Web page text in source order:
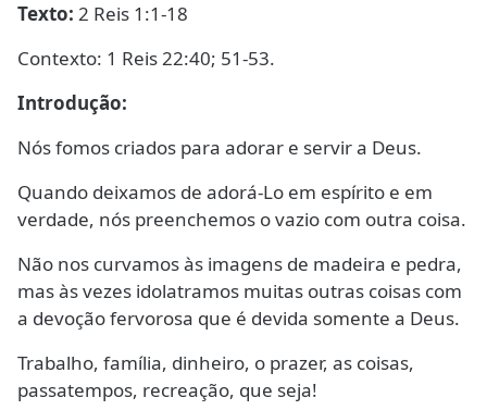
Texto: 2 Reis 1:1-18
Contexto: 1 Reis 22:40; 51-53.
Introdução:
Nós fomos criados para adorar e servir a Deus.
Quando deixamos de adorá-Lo em espírito e em
verdade, nós preenchemos o vazio com outra coisa.
Não nos curvamos às imagens de madeira e pedra,
mas às vezes idolatramos muitas outras coisas com
a devoção fervorosa que é devida somente a Deus.
Trabalho, família, dinheiro, o prazer, as coisas,
passatempos, recreação, que seja!